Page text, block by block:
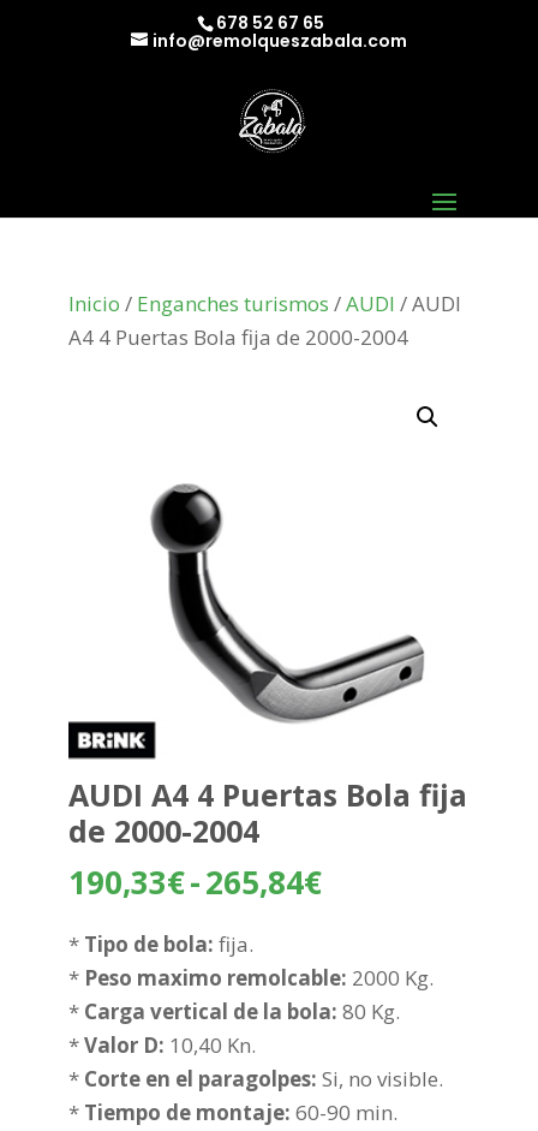
678 52 67 65
info@remolqueszabala.com
Inicio / Enganches turismos /AUDI / AUDI
A4 4 Puertas Bola fija de 2000-2004
AUDI A4 4 Puertas Bola fija
de 2000-2004
190,33€-265,84€Rango
desde
190,33€
265,84€
* Tipo de bola: fija.
* Peso maximo remolcable: 2000 Kg.
* Carga vertical de la bola: 80 Kg.
*Valor D: 10,40 Kn.
* Corte en el paragolpes: Si, no visible.
* Tiempo de montaje: 60-90 min.